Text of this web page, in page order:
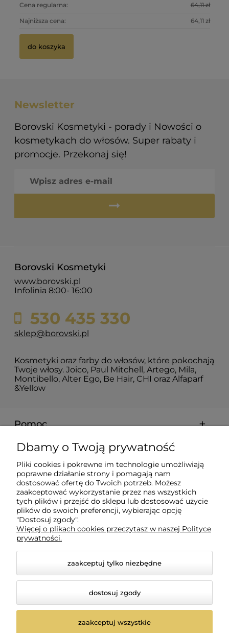
Cena regularna: 64,11 zł
Najniższa cena: 64,11 zł
do koszyka
Newsletter
Borovski Kosmetyki - porady i Nowości o
kosmetykach do włosów. Super rabaty i
promocje. Przekonaj się!
Borovski Kosmetyki
www.borovski.pl
Infolinia 8:00- 16:00
530 435 330
sklep@borovski.pl
Kosmetyki oraz farby do włosów, które pokochają
Twoje włosy. Joico, Paul Mitchell, Artego, Mila,
Montibello, Alter Ego, Be Hair, CHI oraz Alfaparf
&Yellow
Pomoc
Moje konto
Płatności i dostawa
Informacje
O nas
Dbamy o Twoją prywatność
Pliki cookies i pokrewne im technologie umożliwiają
poprawne działanie strony i pomagają nam
dostosować ofertę do Twoich potrzeb. Możesz
zaakceptować wykorzystanie przez nas wszystkich
tych plików i przejść do sklepu lub dostosować użycie
plików do swoich preferencji, wybierając opcję
"Dostosuj zgody".
Więcej o plikach cookies przeczytasz w naszej Polityce
prywatności.
zaakceptuj tylko niezbędne
dostosuj zgody
zaakceptuj wszystkie